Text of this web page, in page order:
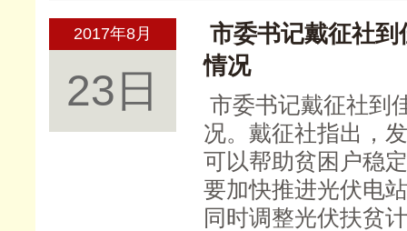
2017年8月
23日
市委书记戴征社
情况
市委书记戴征社到
况。戴征社指出，
可以帮助贫困户稳
要加快推进光伏电
同时调整光伏扶贫